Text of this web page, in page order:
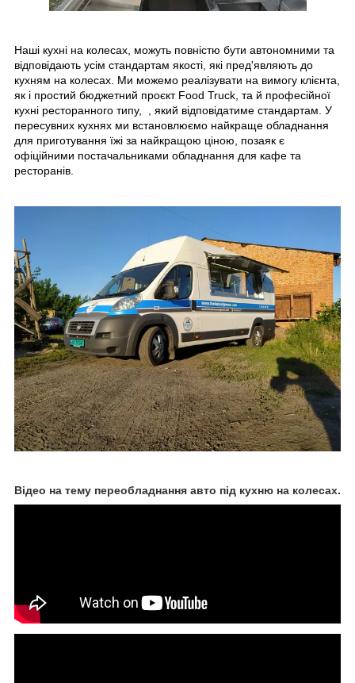
Наші кухні на колесах, можуть повністю бути автономними та
відповідають усім стандартам якості, які пред'являють до
кухням на колесах. Ми можемо реалізувати на вимогу клієнта,
як і простий бюджетний проєкт Food Truck, та й професійної
кухні ресторанного типу, , який відповідатиме стандартам. У
пересувних кухнях ми встановлюємо найкраще обладнання
для приготування їжі за найкращою ціною, позаяк є
офіційними постачальниками обладнання для кафе та
ресторанів.
Відео на тему переобладнання авто під кухню на колесах.